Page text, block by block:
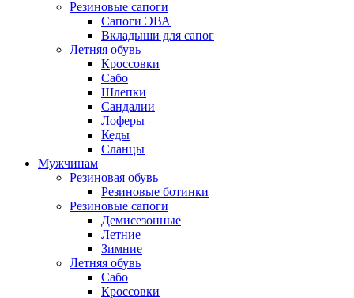
Резиновые сапоги
Cапоги ЭВА
Вкладыши для сапог
Летняя обувь
Кроссовки
Сабо
Шлепки
Сандалии
Лоферы
Кеды
Сланцы
Мужчинам
Резиновая обувь
Резиновые ботинки
Резиновые сапоги
Демисезонные
Летние
Зимние
Летняя обувь
Сабо
Кроссовки